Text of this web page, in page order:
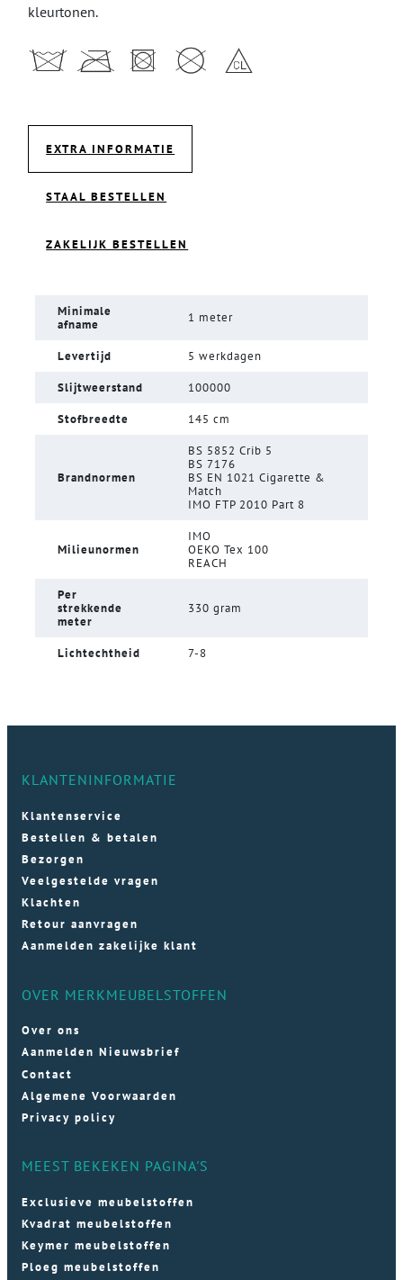
kleurtonen.
EXTRA INFORMATIE
STAAL BESTELLEN
ZAKELIJK BESTELLEN
Minimale
afname
1 meter
Levertijd 5 werkdagen
Slijtweerstand 100000
Stofbreedte 145 cm
Brandnormen
BS 5852 Crib 5
BS 7176
BS EN 1021 Cigarette &
Match
IMO FTP 2010 Part 8
Milieunormen
IMO
OEKO Tex 100
REACH
Per
strekkende
meter
330 gram
Lichtechtheid 7-8
KLANTENINFORMATIE
Klantenservice
Bestellen & betalen
Bezorgen
Veelgestelde vragen
Klachten
Retour aanvragen
Aanmelden zakelijke klant
OVER MERKMEUBELSTOFFEN
Over ons
Aanmelden Nieuwsbrief
Contact
Algemene Voorwaarden
Privacy policy
MEEST BEKEKEN PAGINA'S
Exclusieve meubelstoffen
Kvadrat meubelstoffen
Keymer meubelstoffen
Ploeg meubelstoffen